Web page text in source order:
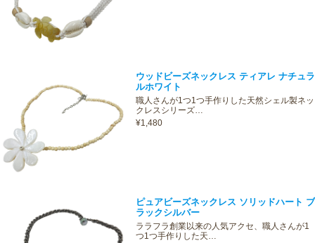
ウッドビーズネックレス ティアレ ナチュラ
ルホワイト
職人さんが1つ1つ手作りした天然シェル製ネッ
クレスシリーズ…
¥1,480
ピュアビーズネックレス ソリッドハート ブ
ラックシルバー
ララフラ創業以来の人気アクセ、職人さんが1
つ1つ手作りした天…